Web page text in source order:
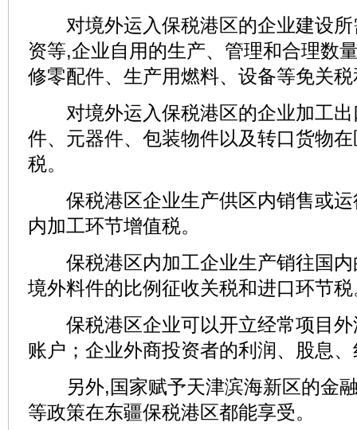
对境外运入保税港区的企业建设所
资等,企业自用的生产、管理和合理数
修零配件、生产用燃料、设备等免关
对境外运入保税港区的企业加工出
件、元器件、包装物件以及转口货物
税。
保税港区企业生产供区内销售或运
内加工环节增值税。
保税港区内加工企业生产销往国内
境外料件的比例征收关税和进口环节税
保税港区企业可以开立经常项目外
账户；企业外商投资者的利润、股息
另外,国家赋予天津滨海新区的金融
等政策在东疆保税港区都能享受。